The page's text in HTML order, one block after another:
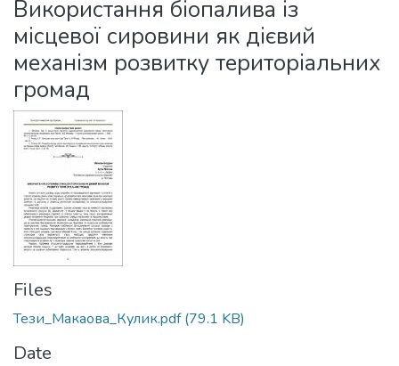
Statistics
Використання біопалива із
місцевої сировини як дієвий
механізм розвитку територіальних
громад
Files
Тези_Макаова_Кулик.pdf(79.1 KB)
Date